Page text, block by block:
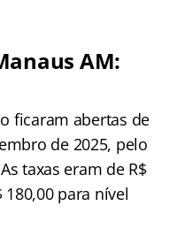
AM:
ficaram abertas de
de 2025, pelo
taxas eram de R$
para nível